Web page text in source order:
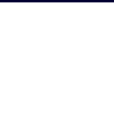
Programas